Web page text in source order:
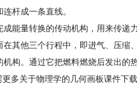
杆成一条直线。
能量转换的传动机构，用来传递
其他三个行程中，即进气、压缩
构。通过它把燃料燃烧后发出的
多关于物理学的几何画板课件下